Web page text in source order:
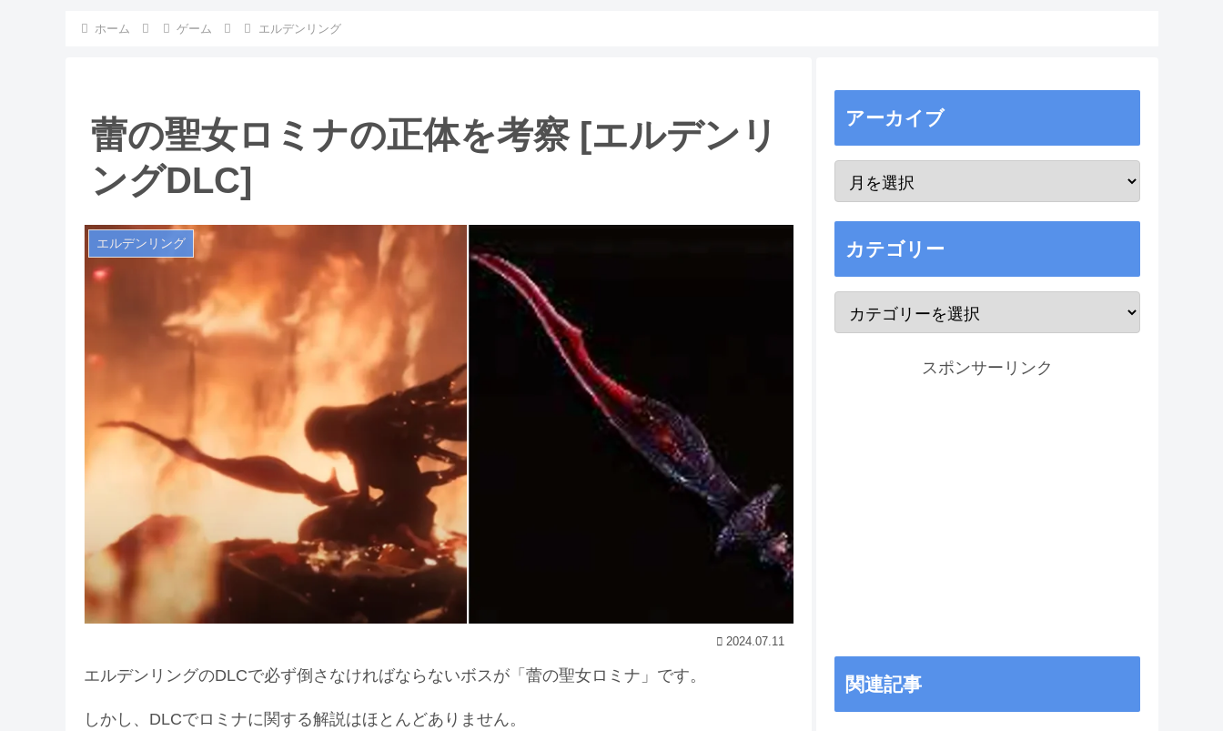
ホーム ゲーム エルデンリング
蕾の聖女ロミナの正体を考察 [エルデンリ
ングDLC]
エルデンリング
2024.07.11
エルデンリングのDLCで必ず倒さなければならないボスが「蕾の聖女ロミナ」です。
しかし、DLCでロミナに関する解説はほとんどありません。
アーカイブ
カテゴリー
スポンサーリンク
関連記事